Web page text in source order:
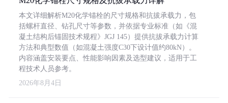
本文详细解析M20化学锚栓的尺寸规格和抗拔承载力，包
括螺杆直径、钻孔尺寸等参数，并依据专业标准（如《混
凝土结构后锚固技术规程》JGJ 145）提供抗拔承载力计算
方法和典型数值（如混凝土强度C30下设计值约80kN）。
内容涵盖安装要点、性能影响因素及选型建议，适用于工
程技术人员参考。
2026年8月4日